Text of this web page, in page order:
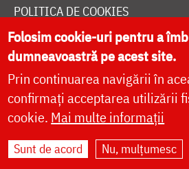
POLITICA DE COOKIES
DONEAZĂ ONLINE PENTRU
LIVE
Site dezvoltat de
Folosim cookie-uri pentru a
dumneavoastră pe acest site.
Prin continuarea navigării în
confirmați acceptarea utilizării
cookie. Mai multe informații
Sunt de acord Nu, mulțumesc